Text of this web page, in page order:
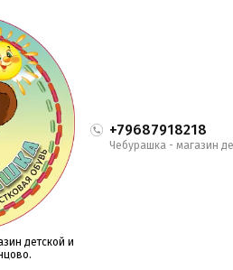
детской и
+79687918218
Чебурашка - магазин